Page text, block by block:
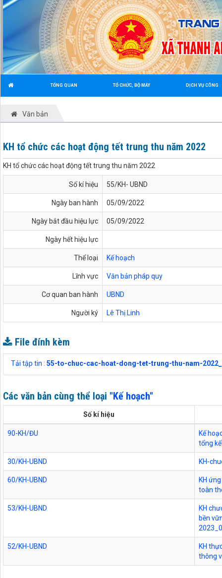
TỔNG QUAN TỔ CHỨC, BỘ MÁY DỊCH VỤ CÔNG
Văn bản
KH tổ chức các hoạt động tết trung thu năm 2022
KH tổ chức các hoạt động tết trung thu năm 2022
Số kí hiệu 55/KH- UBND
Ngày ban hành 05/09/2022
Ngày bắt đầu hiệu lực 05/09/2022
Ngày hết hiệu lực
Thể loại Kế hoạch
Lĩnh vực Văn bản pháp quy
Cơ quan ban hành UBND
Người ký Lê Thị Linh
File đính kèm
Tải tập tin : 55-to-chuc-cac-hoat-dong-tet-trung-thu-nam-
Các văn bản cùng thể loại "Kế hoạch"
Số kí hiệu
90-KH/ĐU
Kế
tổng
30/KH-UBND KH-
60/KH-UBND
KH
toàn
53/KH-UBND
KH
bền
52/KH-UBND
KH
thông